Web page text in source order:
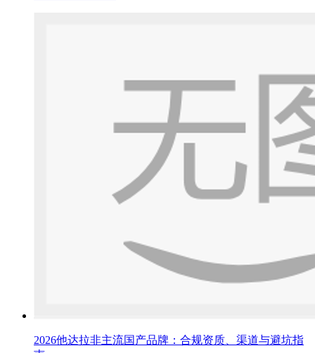
2026他达拉非主流国产品牌：合规资质、渠道与避坑指